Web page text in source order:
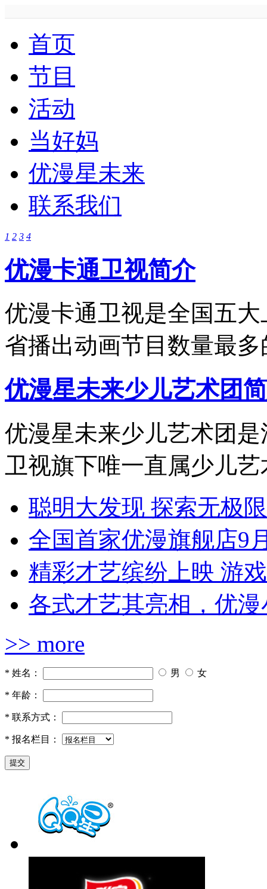
首页
节目
活动
当好妈
优漫星未来
联系我们
1 2 3 4
优漫卡通卫视简介
优漫卡通卫视是全国五
省播出动画节目数量最
优漫星未来少儿艺术团
优漫星未来少儿艺术团
卫视旗下唯一直属少儿
聪明大发现 探索无极限
全国首家优漫旗舰店9
精彩才艺缤纷上映 游
各式才艺其亮相，优
>> more
* 姓名： 男 女
* 年龄：
* 联系方式：
* 报名栏目：
提交